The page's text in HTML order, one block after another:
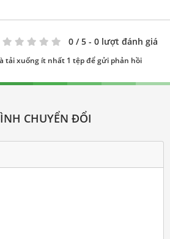
0 / 5 - 0 lượt đánh giá
tải xuống ít nhất 1 tệp để gửi phản hồi
CHUYỂN ĐỔI